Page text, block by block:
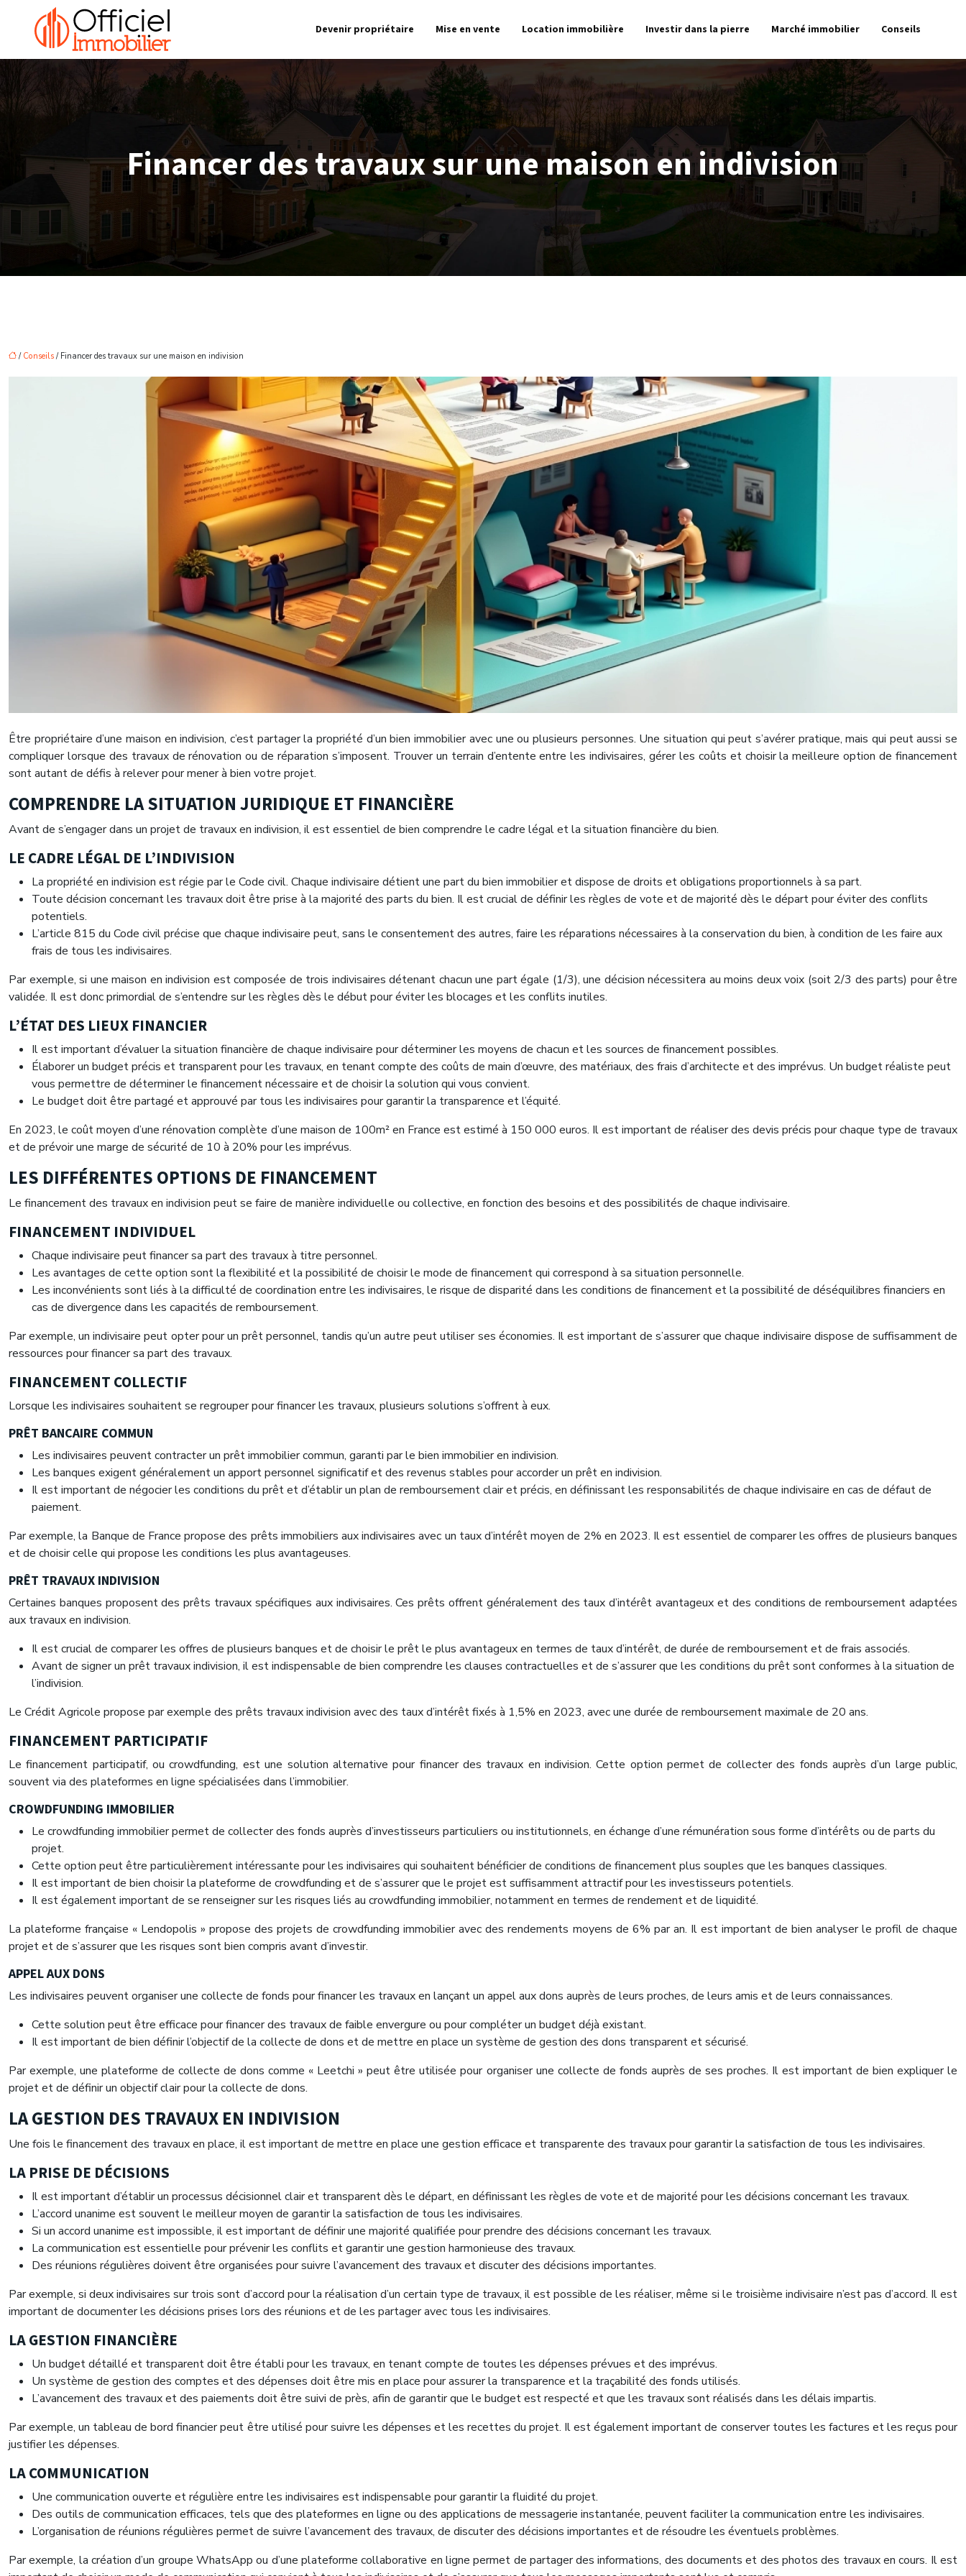
Devenir propriétaire Mise en vente Location immobilière Investir dans la pierre Marché immobilier Conseils
Financer des travaux sur une maison en indivision
/ Conseils / Financer des travaux sur une maison en indivision
Être propriétaire d’une maison en indivision, c’est partager la propriété d’un bien immobilier avec une ou plusieurs personnes. Une situation qui peut s’avérer pratique, mais qui peut aussi se
compliquer lorsque des travaux de rénovation ou de réparation s’imposent. Trouver un terrain d’entente entre les indivisaires, gérer les coûts et choisir la meilleure option de financement
sont autant de défis à relever pour mener à bien votre projet.
COMPRENDRE LA SITUATION JURIDIQUE ET FINANCIÈRE
Avant de s’engager dans un projet de travaux en indivision, il est essentiel de bien comprendre le cadre légal et la situation financière du bien.
LE CADRE LÉGAL DE L’INDIVISION
La propriété en indivision est régie par le Code civil. Chaque indivisaire détient une part du bien immobilier et dispose de droits et obligations proportionnels à sa part.
Toute décision concernant les travaux doit être prise à la majorité des parts du bien. Il est crucial de définir les règles de vote et de majorité dès le départ pour éviter des conflits
potentiels.
L’article 815 du Code civil précise que chaque indivisaire peut, sans le consentement des autres, faire les réparations nécessaires à la conservation du bien, à condition de les faire aux
frais de tous les indivisaires.
Par exemple, si une maison en indivision est composée de trois indivisaires détenant chacun une part égale (1/3), une décision nécessitera au moins deux voix (soit 2/3 des parts) pour être
validée. Il est donc primordial de s’entendre sur les règles dès le début pour éviter les blocages et les conflits inutiles.
L’ÉTAT DES LIEUX FINANCIER
Il est important d’évaluer la situation financière de chaque indivisaire pour déterminer les moyens de chacun et les sources de financement possibles.
Élaborer un budget précis et transparent pour les travaux, en tenant compte des coûts de main d’œuvre, des matériaux, des frais d’architecte et des imprévus. Un budget réaliste peut
vous permettre de déterminer le financement nécessaire et de choisir la solution qui vous convient.
Le budget doit être partagé et approuvé par tous les indivisaires pour garantir la transparence et l’équité.
En 2023, le coût moyen d’une rénovation complète d’une maison de 100m² en France est estimé à 150 000 euros. Il est important de réaliser des devis précis pour chaque type de travaux
et de prévoir une marge de sécurité de 10 à 20% pour les imprévus.
LES DIFFÉRENTES OPTIONS DE FINANCEMENT
Le financement des travaux en indivision peut se faire de manière individuelle ou collective, en fonction des besoins et des possibilités de chaque indivisaire.
FINANCEMENT INDIVIDUEL
Chaque indivisaire peut financer sa part des travaux à titre personnel.
Les avantages de cette option sont la flexibilité et la possibilité de choisir le mode de financement qui correspond à sa situation personnelle.
Les inconvénients sont liés à la difficulté de coordination entre les indivisaires, le risque de disparité dans les conditions de financement et la possibilité de déséquilibres financiers en
cas de divergence dans les capacités de remboursement.
Par exemple, un indivisaire peut opter pour un prêt personnel, tandis qu’un autre peut utiliser ses économies. Il est important de s’assurer que chaque indivisaire dispose de suffisamment de
ressources pour financer sa part des travaux.
FINANCEMENT COLLECTIF
Lorsque les indivisaires souhaitent se regrouper pour financer les travaux, plusieurs solutions s’offrent à eux.
PRÊT BANCAIRE COMMUN
Les indivisaires peuvent contracter un prêt immobilier commun, garanti par le bien immobilier en indivision.
Les banques exigent généralement un apport personnel significatif et des revenus stables pour accorder un prêt en indivision.
Il est important de négocier les conditions du prêt et d’établir un plan de remboursement clair et précis, en définissant les responsabilités de chaque indivisaire en cas de défaut de
paiement.
Par exemple, la Banque de France propose des prêts immobiliers aux indivisaires avec un taux d’intérêt moyen de 2% en 2023. Il est essentiel de comparer les offres de plusieurs banques
et de choisir celle qui propose les conditions les plus avantageuses.
PRÊT TRAVAUX INDIVISION
Certaines banques proposent des prêts travaux spécifiques aux indivisaires. Ces prêts offrent généralement des taux d’intérêt avantageux et des conditions de remboursement adaptées
aux travaux en indivision.
Il est crucial de comparer les offres de plusieurs banques et de choisir le prêt le plus avantageux en termes de taux d’intérêt, de durée de remboursement et de frais associés.
Avant de signer un prêt travaux indivision, il est indispensable de bien comprendre les clauses contractuelles et de s’assurer que les conditions du prêt sont conformes à la situation de
l’indivision.
Le Crédit Agricole propose par exemple des prêts travaux indivision avec des taux d’intérêt fixés à 1,5% en 2023, avec une durée de remboursement maximale de 20 ans.
FINANCEMENT PARTICIPATIF
Le financement participatif, ou crowdfunding, est une solution alternative pour financer des travaux en indivision. Cette option permet de collecter des fonds auprès d’un large public,
souvent via des plateformes en ligne spécialisées dans l’immobilier.
CROWDFUNDING IMMOBILIER
Le crowdfunding immobilier permet de collecter des fonds auprès d’investisseurs particuliers ou institutionnels, en échange d’une rémunération sous forme d’intérêts ou de parts du
projet.
Cette option peut être particulièrement intéressante pour les indivisaires qui souhaitent bénéficier de conditions de financement plus souples que les banques classiques.
Il est important de bien choisir la plateforme de crowdfunding et de s’assurer que le projet est suffisamment attractif pour les investisseurs potentiels.
Il est également important de se renseigner sur les risques liés au crowdfunding immobilier, notamment en termes de rendement et de liquidité.
La plateforme française « Lendopolis » propose des projets de crowdfunding immobilier avec des rendements moyens de 6% par an. Il est important de bien analyser le profil de chaque
projet et de s’assurer que les risques sont bien compris avant d’investir.
APPEL AUX DONS
Les indivisaires peuvent organiser une collecte de fonds pour financer les travaux en lançant un appel aux dons auprès de leurs proches, de leurs amis et de leurs connaissances.
Cette solution peut être efficace pour financer des travaux de faible envergure ou pour compléter un budget déjà existant.
Il est important de bien définir l’objectif de la collecte de dons et de mettre en place un système de gestion des dons transparent et sécurisé.
Par exemple, une plateforme de collecte de dons comme « Leetchi » peut être utilisée pour organiser une collecte de fonds auprès de ses proches. Il est important de bien expliquer le
projet et de définir un objectif clair pour la collecte de dons.
LA GESTION DES TRAVAUX EN INDIVISION
Une fois le financement des travaux en place, il est important de mettre en place une gestion efficace et transparente des travaux pour garantir la satisfaction de tous les indivisaires.
LA PRISE DE DÉCISIONS
Il est important d’établir un processus décisionnel clair et transparent dès le départ, en définissant les règles de vote et de majorité pour les décisions concernant les travaux.
L’accord unanime est souvent le meilleur moyen de garantir la satisfaction de tous les indivisaires.
Si un accord unanime est impossible, il est important de définir une majorité qualifiée pour prendre des décisions concernant les travaux.
La communication est essentielle pour prévenir les conflits et garantir une gestion harmonieuse des travaux.
Des réunions régulières doivent être organisées pour suivre l’avancement des travaux et discuter des décisions importantes.
Par exemple, si deux indivisaires sur trois sont d’accord pour la réalisation d’un certain type de travaux, il est possible de les réaliser, même si le troisième indivisaire n’est pas d’accord. Il est
important de documenter les décisions prises lors des réunions et de les partager avec tous les indivisaires.
LA GESTION FINANCIÈRE
Un budget détaillé et transparent doit être établi pour les travaux, en tenant compte de toutes les dépenses prévues et des imprévus.
Un système de gestion des comptes et des dépenses doit être mis en place pour assurer la transparence et la traçabilité des fonds utilisés.
L’avancement des travaux et des paiements doit être suivi de près, afin de garantir que le budget est respecté et que les travaux sont réalisés dans les délais impartis.
Par exemple, un tableau de bord financier peut être utilisé pour suivre les dépenses et les recettes du projet. Il est également important de conserver toutes les factures et les reçus pour
justifier les dépenses.
LA COMMUNICATION
Une communication ouverte et régulière entre les indivisaires est indispensable pour garantir la fluidité du projet.
Des outils de communication efficaces, tels que des plateformes en ligne ou des applications de messagerie instantanée, peuvent faciliter la communication entre les indivisaires.
L’organisation de réunions régulières permet de suivre l’avancement des travaux, de discuter des décisions importantes et de résoudre les éventuels problèmes.
Par exemple, la création d’un groupe WhatsApp ou d’une plateforme collaborative en ligne permet de partager des informations, des documents et des photos des travaux en cours. Il est